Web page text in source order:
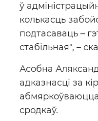
ў
колькасць
подтасаваць –
стабільная", –
Асобна
адказнасці за
сродкаў.